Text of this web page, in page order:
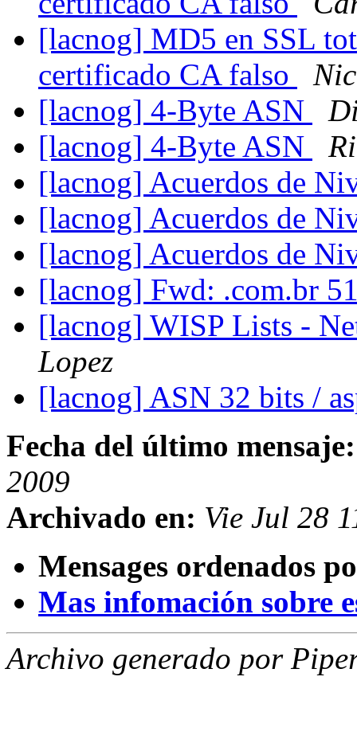
[lacnog] MD5 en SSL
certificado CA falso
[lacnog] 4-Byte ASN
[lacnog] 4-Byte ASN
[lacnog] Acuerdos de
[lacnog] Acuerdos de
[lacnog] Acuerdos de
[lacnog] Fwd: .com.br
[lacnog] WISP Lists -
Lopez
[lacnog] ASN 32 bits /
Fecha del último mensaje:
2009
Archivado en: Vie Jul 28
Mensages ordenados
Mas infomación sobre
Archivo generado por